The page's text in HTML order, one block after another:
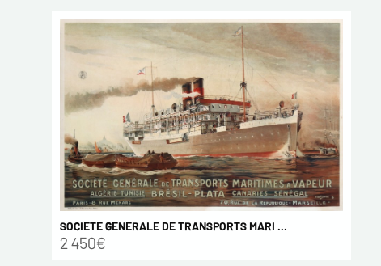
SOCIETE GENERALE DE TRANSPORTS MARI ...
2 450€